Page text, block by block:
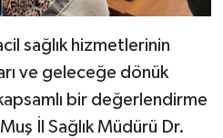
sağlık hizmetlerinin
ve geleceğe dönük
bir değerlendirme
İl Sağlık Müdürü Dr.